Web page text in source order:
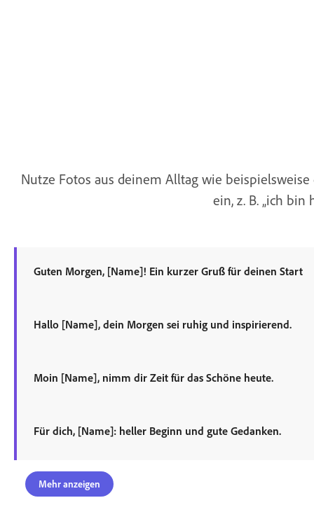
Nutze Fotos aus deinem Alltag wie
ein, z. B. „ich
Guten Morgen, [Name]! Ein kurzer Gruß für deinen Start
Hallo [Name], dein Morgen sei ruhig und inspirierend.
Moin [Name], nimm dir Zeit für das Schöne heute.
Für dich, [Name]: heller Beginn und gute Gedanken.
Mehr anzeigen